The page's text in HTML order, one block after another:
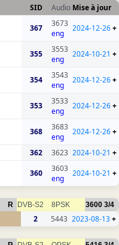
SID Audio Mise à jour
367
3673
eng
2024-12-26+
355
3553
eng
2024-10-21 +
354
3543
eng
2024-12-26+
353
3533
eng
2024-12-26+
368
3683
eng
2024-12-26+
362 3623 2024-10-21 +
360
3603
eng
2024-10-21 +
R DVB-S2 8PSK 3600 3/4
2 5443 2023-08-13+